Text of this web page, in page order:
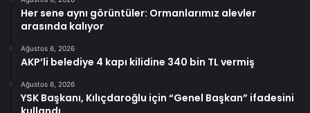
Her sene aynı görüntüler: Ormanlarımız alevler
arasında kalıyor
Ağustos 6, 2026
AKP’li belediye 4 kapı kilidine 340 bin TL vermiş
Ağustos 6, 2026
YSK Başkanı, Kılıçdaroğlu için “Genel Başkan” ifadesini